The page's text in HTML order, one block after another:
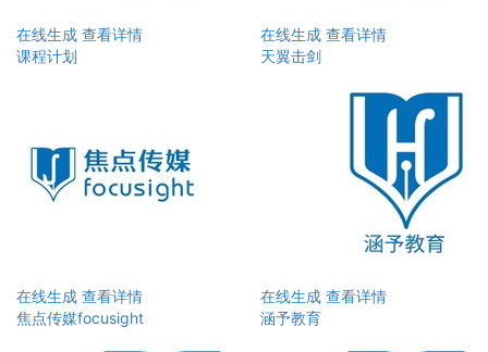
在线生成 查看详情
课程计划
在线生成 查看详情
天翼击剑
在线生成 查看详情
焦点传媒focusight
在线生成 查看详情
涵予教育